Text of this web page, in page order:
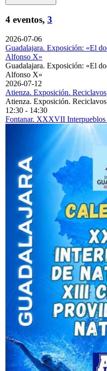
4 eventos, 3
2026-07-06
Guadalajara. Exposición: «El
Alfonso X»
Guadalajara. Exposición: «El
Alfonso X»
2026-07-12
Atienza. Exposición. Reciclavos
Atienza. Exposición. Reciclavos
12:30 - 14:30
Fontanar. XXXVII Interpueblos